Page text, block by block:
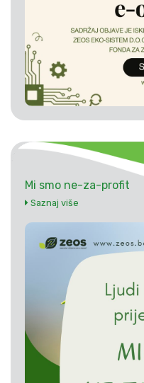
Mi smo ne-za-profit
Saznaj više